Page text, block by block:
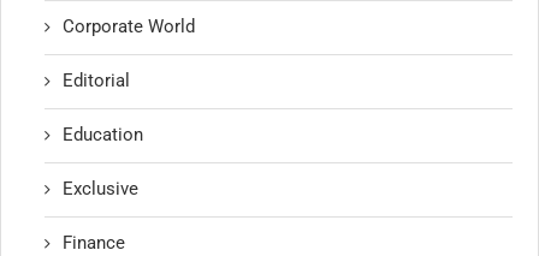
Corporate World
Editorial
Education
Exclusive
Finance